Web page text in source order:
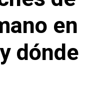
en
dónde